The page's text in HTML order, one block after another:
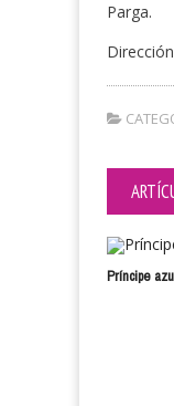
Parga.
Príncipe